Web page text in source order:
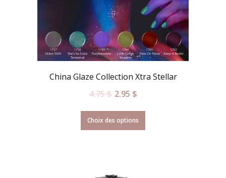
China Glaze Collection Xtra Stellar
4.75$ 2.95 $
Choix des options